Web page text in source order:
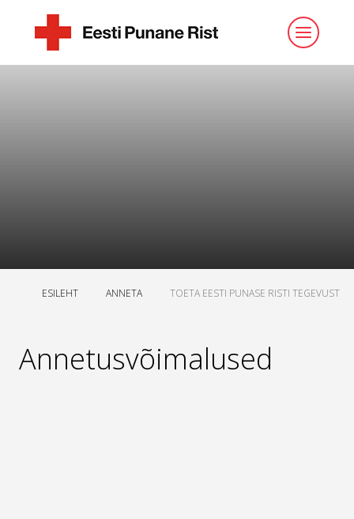
ESILEHT ANNETA TOETA EESTI PUNASE RISTI TEGEVUST
Annetusvõimalused